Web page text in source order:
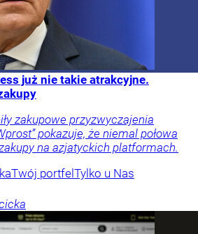
już nie takie atrakcyjne.
zakupowe przyzwyczajenia
pokazuje, że niemal połowa
na azjatyckich platformach.
Twój portfelTylko u Nas